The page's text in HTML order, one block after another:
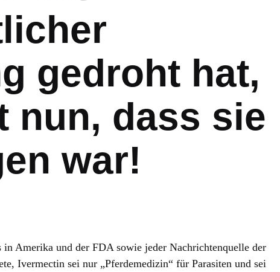
gedroht hat,
nun, dass sie
war!
in Amerika und der FDA sowie jeder Nachrichtenquelle der
Ivermectin sei nur „Pferdemedizin“ für Parasiten und sei